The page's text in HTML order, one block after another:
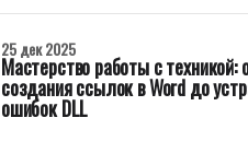
Мастерство работы с техникой:
создания ссылок в Word до
ошибок DLL
25 дек 2025